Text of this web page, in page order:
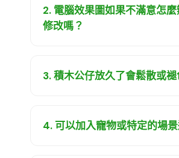
2. 電腦效果圖如果不滿意怎
修改嗎？
3. 積木公仔放久了會鬆散或褪
4. 可以加入寵物或特定的場